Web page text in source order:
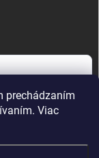
prechádzaním
Viac
osobných